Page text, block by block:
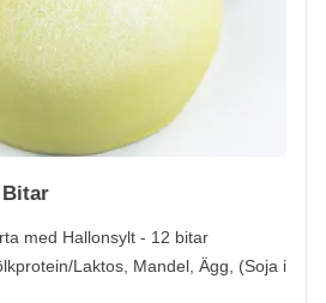
Bitar
med Hallonsylt - 12 bitar
Laktos, Mandel, Ägg, (Soja i